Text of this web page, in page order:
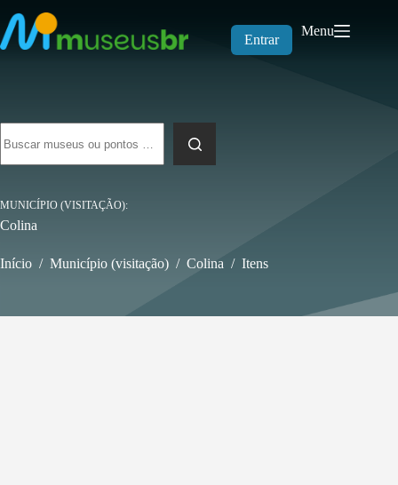
para
o
conteúdo
Entrar
Menu
resultados
MUNICÍPIO (VISITAÇÃO)
Colina
Início / Município (visitação) / Colina / Itens